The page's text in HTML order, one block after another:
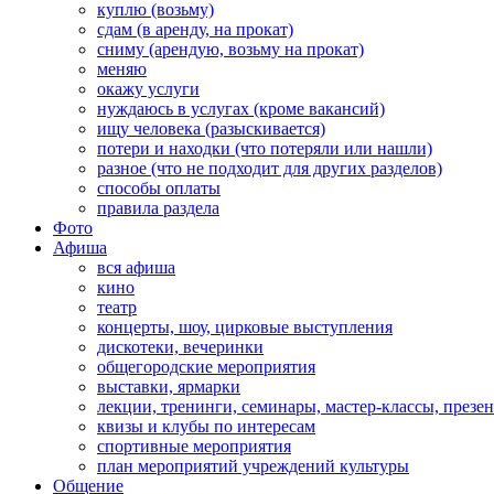
куплю (возьму)
сдам (в аренду, на прокат)
сниму (арендую, возьму на прокат)
меняю
окажу услуги
нуждаюсь в услугах (кроме вакансий)
ищу человека (разыскивается)
потери и находки (что потеряли или нашли)
разное (что не подходит для других разделов)
способы оплаты
правила раздела
Фото
Афиша
вся афиша
кино
театр
концерты, шоу, цирковые выступления
дискотеки, вечеринки
общегородские мероприятия
выставки, ярмарки
лекции, тренинги, семинары, мастер-классы,
квизы и клубы по интересам
спортивные мероприятия
план мероприятий учреждений культуры
Общение